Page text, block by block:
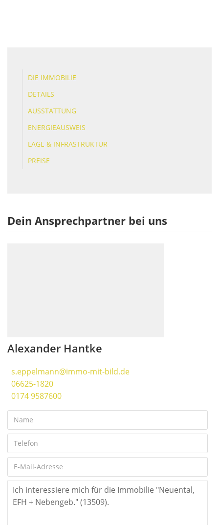
DIE IMMOBILIE
DETAILS
AUSSTATTUNG
ENERGIEAUSWEIS
LAGE & INFRASTRUKTUR
PREISE
Dein Ansprechpartner bei uns
Alexander Hantke
s.eppelmann@immo-mit-bild.de
06625-1820
0174 9587600